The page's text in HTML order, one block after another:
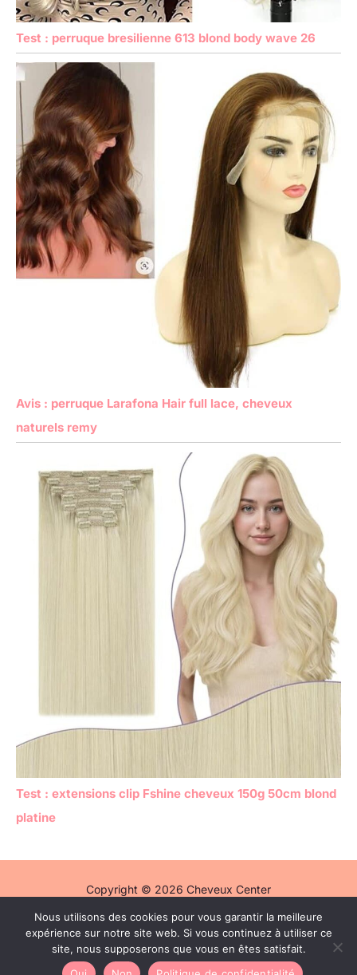
Test : perruque bresilienne 613 blond body wave 26
Avis : perruque Larafona Hair full lace, cheveux
naturels remy
Test : extensions clip Fshine cheveux 150g 50cm blond
platine
Copyright © 2026 Cheveux Center
Politique de confidentialité
Mentions légales
Contact
Nous utilisons des cookies pour vous garantir la meilleure
expérience sur notre site web. Si vous continuez à utiliser ce
site, nous supposerons que vous en êtes satisfait.